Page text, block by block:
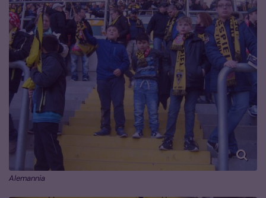
Alemannia